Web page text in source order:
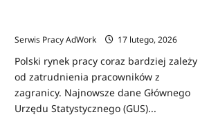
Serwis Pracy AdWork
17 lutego, 2026
Polski rynek pracy coraz bardziej zależy
od zatrudnienia pracowników z
zagranicy. Najnowsze dane Głównego
Urzędu Statystycznego (GUS)...